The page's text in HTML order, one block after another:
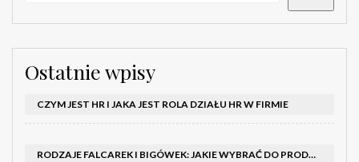
Ostatnie wpisy
CZYM JEST HR I JAKA JEST ROLA DZIAŁU HR W FIRMIE
RODZAJE FALCAREK I BIGÓWEK: JAKIE WYBRAĆ DO PRODUKCJI?